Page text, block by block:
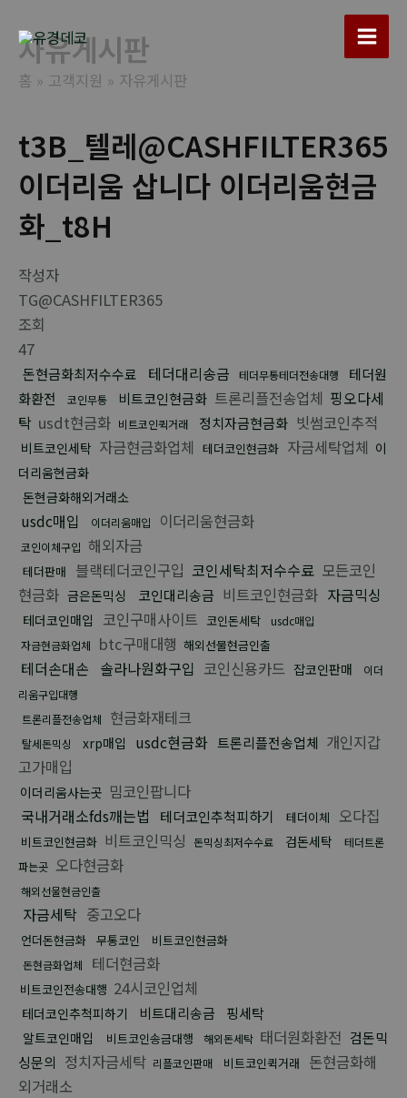
Main
자유게시판
홈 고객지원 자유게시판
t3B_텔레@CASHFILTER365
이더리움 삽니다 이더리움현금
화_t8H
작성자
TG@CASHFILTER365
조회
47
돈현금화최저수수료 테더대리송금 테더무통테더전송대행
테더원
화환전
코인무통 비트코인현금화 트론리플전송업체 핑오다세
탁 usdt현금화 비트코인퀵거래 정치자금현금화 빗썸코인추적
비트코인세탁 자금현금화업체 테더코인현금화 자금세탁업체 이
더리움현금화
돈현금화해외거래소
usdc매입 이더리움매입 이더리움현금화
코인이체구입 해외자금
테더판매 블랙테더코인구입 코인세탁최저수수료 모든코인
현금화 금은돈믹싱 코인대리송금 비트코인현금화 자금믹싱
테더코인매입 코인구매사이트 코인돈세탁
usdc매입
자금현금화업체
btc구매대행 해외선물현금인출
테더손대손 솔라나원화구입 코인신용카드 잡코인판매
이더
리움구입대행
트론리플전송업체
현금화재테크
탈세돈믹싱 xrp매입 usdc현금화 트론리플전송업체 개인지갑
고가매입
이더리움사는곳 밈코인팝니다
국내거래소fds깨는법
테더코인추척피하기 테더이체 오다집
비트코인현금화 비트코인믹싱 돈믹싱최저수수료 검돈세탁
테더트론
파는곳 오다현금화
해외선물현금인출
자금세탁 중고오다
언더돈현금화 무통코인 비트코인현금화
돈현금화업체 테더현금화
비트코인전송대행 24시코인업체
테더코인추척피하기 비트대리송금 핑세탁
알트코인매입 비트코인송금대행 해외돈세탁 태더원화환전 검돈믹
싱문의 정치자금세탁 리플코인판매 비트코인퀵거래
돈현금화해
외거래소